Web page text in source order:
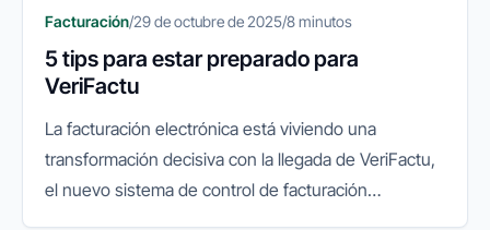
Facturación/29 de octubre de 2025/8 minutos
5 tips para estar preparado para
VeriFactu
La facturación electrónica está viviendo una
transformación decisiva con la llegada de VeriFactu,
el nuevo sistema de control de facturación